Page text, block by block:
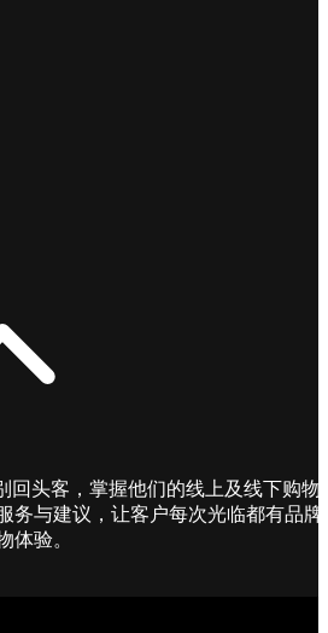
回头客，掌握他们的线上及线下购物
务与建议，让客户每次光临都有品牌
体验。